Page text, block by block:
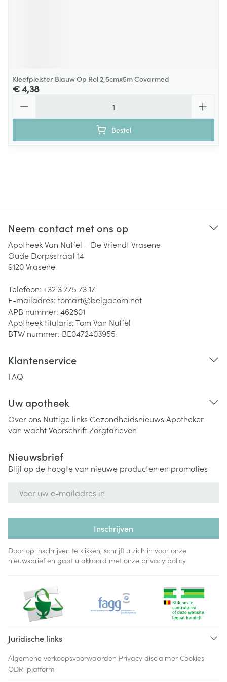
Kleefpleister Blauw Op Rol 2,5cmx5m Covarmed
€ 4,38
Bestel
Neem contact met ons op
Apotheek Van Nuffel – De Vriendt Vrasene
Oude Dorpsstraat 14
9120Vrasene
Telefoon: +32 3 775 73 17
E-mailadres: tomart@belgacom.net
APB nummer: 462801
Apotheek titularis:Tom Van Nuffel
BTW nummer: BE0472403955
Klantenservice
FAQ
Uw apotheek
Over ons Nuttige links Gezondheidsnieuws Apotheker
van wachtVoorschriftZorgtarieven
Nieuwsbrief
Blijf op de hoogte van nieuwe producten en promoties
Inschrijven
Door op inschrijven te klikken, schrijft u zich in voor onze
nieuwsbrief en gaat u akkoord met onze privacy policy.
Juridische links
Algemene verkoopsvoorwaarden Privacy disclaimer Cookies
ODR-platform